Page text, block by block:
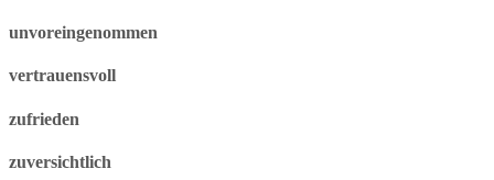
unvoreingenommen
vertrauensvoll
zufrieden
zuversichtlich